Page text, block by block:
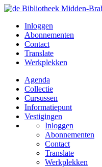
Inloggen
Abonnementen
Contact
Translate
Werkplekken
Agenda
Collectie
Cursussen
Informatiepunt
Vestigingen
Inloggen
Abonnementen
Contact
Translate
Werkplekken